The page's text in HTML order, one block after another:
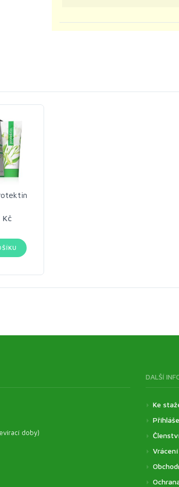
Kč
doby)
DALŠÍ
Ke